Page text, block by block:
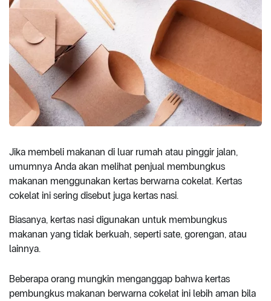
Jika membeli makanan di luar rumah atau pinggir jalan,
umumnya Anda akan melihat penjual membungkus
makanan menggunakan kertas berwarna cokelat. Kertas
cokelat ini sering disebut juga kertas nasi.
Biasanya, kertas nasi digunakan untuk membungkus
makanan yang tidak berkuah, seperti sate, gorengan, atau
lainnya.
Beberapa orang mungkin menganggap bahwa kertas
pembungkus makanan berwarna cokelat ini lebih aman bila